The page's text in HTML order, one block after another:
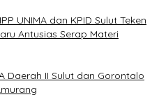
UNIMA dan KPID Sulut Teken
Antusias Serap Materi
Daerah II Sulut dan Gorontalo